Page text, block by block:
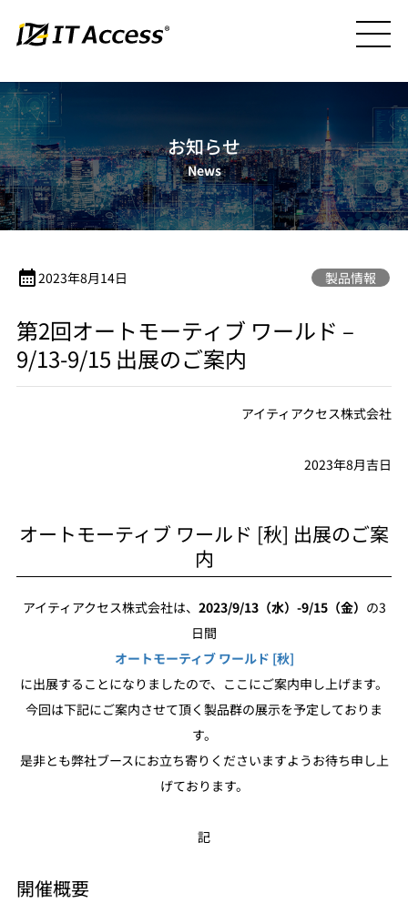
お知らせ
News
calendar_month2023年8月14日 製品情報
第2回オートモーティブ ワールド –
9/13-9/15 出展のご案内
アイティアクセス株式会社
2023年8月吉日
オートモーティブ ワールド [秋] 出展のご案
内
アイティアクセス株式会社は、 2023/9/13（水）-9/15（金） の3
日間
オートモーティブ ワールド [秋]
に出展することになりましたので、ここにご案内申し上げます。
今回は下記にご案内させて頂く製品群の展示を予定しておりま
す。
是非とも弊社ブースにお立ち寄りくださいますようお待ち申し上
げております。
記
開催概要